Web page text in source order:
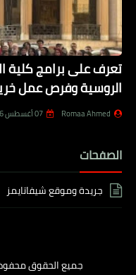
تعرف على برامج كلية
الروسية وفرص عمل
Romaa Ahmed 07 أغسطس 2026
الصفحات
جريدة وموقع شيفاتايمز
جميع الحقوق